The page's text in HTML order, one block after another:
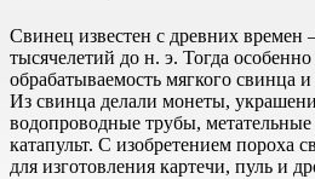
Свинец известен с древних времен
тысячелетий до н. э. Тогда особенно
обрабатываемость мягкого свинца
Из свинца делали монеты,
водопроводные трубы,
катапульт. С изобретением пороха
для изготовления картечи, пуль и